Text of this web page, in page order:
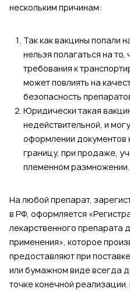
нескольким причинам:
Так как вакцины попали
нельзя полагаться на
требования к
может повлиять на
безопасность
Юридически такая
недействительной, и
оформлении документов
границу, при продаже,
племенном размножении.
На любой препарат,
в РФ, оформляется
лекарственного препарата
применения», которое
предоставляют при
или бумажном виде всегда
точке конечной